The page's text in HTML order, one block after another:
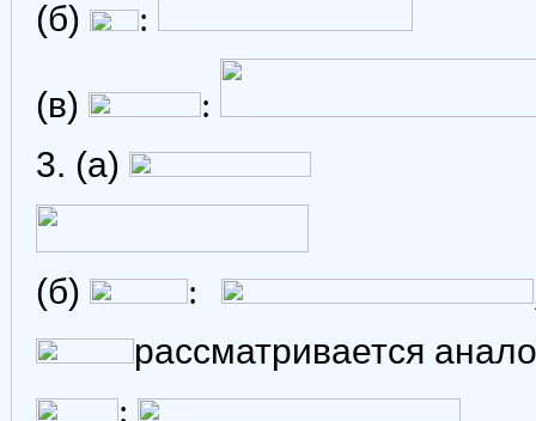
(б) :
(в)
:
3. (а)
(б) :
рассматривается
: